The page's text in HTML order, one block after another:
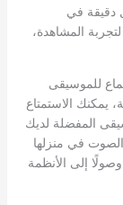
دقيقة في
المشاهدة،
للموسيقى
يمكنك الاستمتاع
المفضلة لديك
في منزلها
إلى الأنظمة